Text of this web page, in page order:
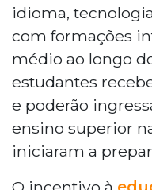
idioma,
com formações
médio ao longo
estudantes
e poderão
ensino superior
iniciaram a